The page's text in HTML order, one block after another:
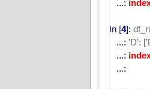
...:
In [4]:
...: 'D':
...:
...: